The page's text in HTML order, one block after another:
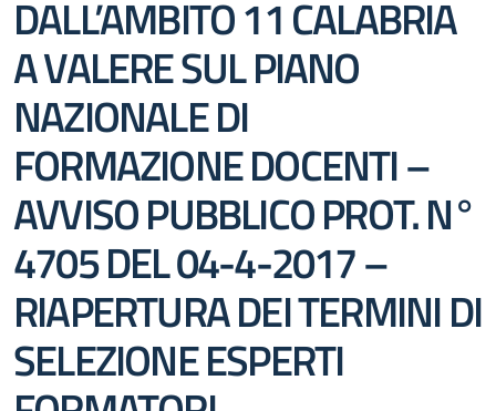
DALL’AMBITO 11 CALABRIA
A VALERE SUL PIANO
NAZIONALE DI
FORMAZIONE DOCENTI –
AVVISO PUBBLICO PROT. N°
4705 DEL 04-4-2017 –
RIAPERTURA DEI TERMINI DI
SELEZIONE ESPERTI